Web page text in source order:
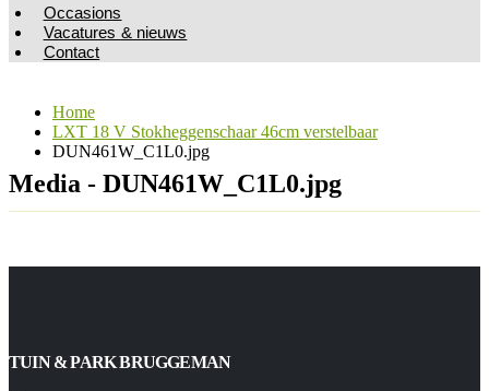
Occasions
Vacatures & nieuws
Contact
Home
LXT 18 V Stokheggenschaar 46cm verstelbaar
DUN461W_C1L0.jpg
Media - DUN461W_C1L0.jpg
TUIN & PARK BRUGGEMAN